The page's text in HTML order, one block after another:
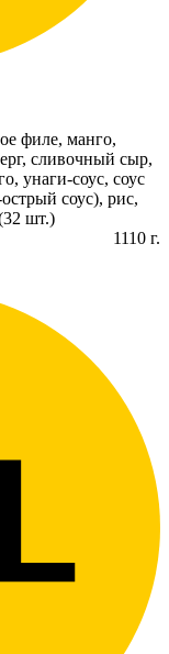
филе, манго,
сливочный сыр,
унаги-соус, соус
соус), рис,
шт.)
1110 г.